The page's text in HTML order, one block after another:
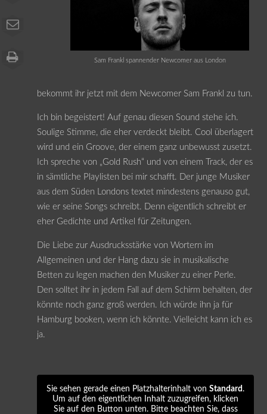
Sam Frankl spannender Newcomer aus London
bekommt ihr jetzt mit dem Newcomer Sam Frankl zu tun.
Ich bin begeistert! Auf genau diesen Sound stehe ich.
Soulige Stimme, die eher verdeckt bleibt. Cool überlagert
wird und ein Groove, der einem ganz unbewusst zusetzt.
Ich spreche von „Gold Rush“ und von einem Track, der es
in sämtliche Playlisten bei mir schafft. Der junge Musiker
aus dem Süden Londons textet mindestens genauso gut,
wie er seine Songs schreibt. Denn eigentlich schreibt er
eher Gedichte und Artikel für Zeitungen.
Die Liebe zur Ausdrucksstärke von Wortern im
Allgemeinen und der Hang dazu sie in musikalische
Betten zu legen machen den Musiker zu einer Perle.
Den solltet ihr in jedem Fall auf dem Schirm behalten, der
könnte noch ganz groß werden. Ich würde ihn ja für
Hamburg booken, wenn ich könnte. Vielleicht kann ich es
ja.
Sie sehen gerade einen Platzhalterinhalt von Standard .
Um auf den eigentlichen Inhalt zuzugreifen, klicken
Sie auf den Button unten. Bitte beachten Sie, dass